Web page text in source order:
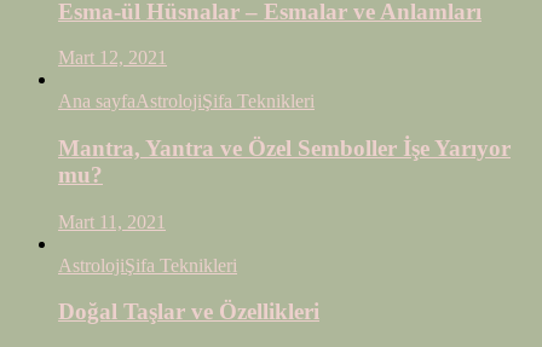
Esma-ül Hüsnalar – Esmalar ve Anlamları
Mart 12, 2021
Ana sayfaAstrolojiŞifa Teknikleri
Mantra, Yantra ve Özel Semboller İşe Yarıyor
mu?
Mart 11, 2021
AstrolojiŞifa Teknikleri
Doğal Taşlar ve Özellikleri